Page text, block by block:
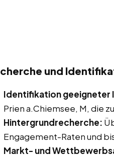
und
Identifikation geeigneter
Prien a.Chiemsee, M, die
Hintergrundrecherche:
Engagement-Raten und
Markt- und